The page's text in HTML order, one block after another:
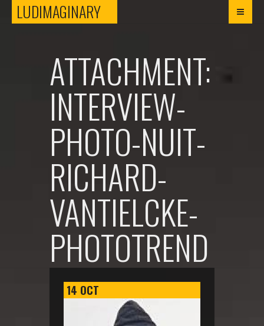
LUDIMAGINARYLUDIMAGINARY
ATTACHMENT:
INTERVIEW-
PHOTO-NUIT-
RICHARD-
VANTIELCKE-
PHOTOTREND
14 OCT